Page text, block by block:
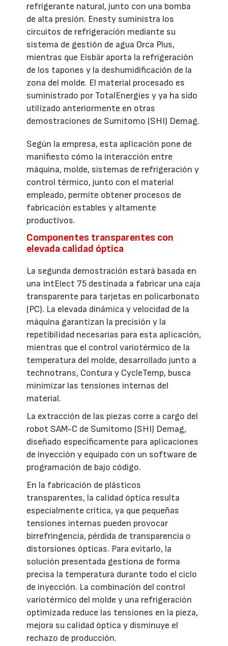
refrigerante natural, junto con una bomba
de alta presión. Enesty suministra los
circuitos de refrigeración mediante su
sistema de gestión de agua Orca Plus,
mientras que Eisbär aporta la refrigeración
de los tapones y la deshumidificación de la
zona del molde. El material procesado es
suministrado por TotalEnergies y ya ha sido
utilizado anteriormente en otras
demostraciones de Sumitomo (SHI) Demag.
Según la empresa, esta aplicación pone de
manifiesto cómo la interacción entre
máquina, molde, sistemas de refrigeración y
control térmico, junto con el material
empleado, permite obtener procesos de
fabricación estables y altamente
productivos.
Componentes transparentes con
elevada calidad óptica
La segunda demostración estará basada en
una IntElect 75 destinada a fabricar una caja
transparente para tarjetas en policarbonato
(PC). La elevada dinámica y velocidad de la
máquina garantizan la precisión y la
repetibilidad necesarias para esta aplicación,
mientras que el control variotérmico de la
temperatura del molde, desarrollado junto a
technotrans, Contura y CycleTemp, busca
minimizar las tensiones internas del
material.
La extracción de las piezas corre a cargo del
robot SAM-C de Sumitomo (SHI) Demag,
diseñado específicamente para aplicaciones
de inyección y equipado con un software de
programación de bajo código.
En la fabricación de plásticos
transparentes, la calidad óptica resulta
especialmente crítica, ya que pequeñas
tensiones internas pueden provocar
birrefringencia, pérdida de transparencia o
distorsiones ópticas. Para evitarlo, la
solución presentada gestiona de forma
precisa la temperatura durante todo el ciclo
de inyección. La combinación del control
variotérmico del molde y una refrigeración
optimizada reduce las tensiones en la pieza,
mejora su calidad óptica y disminuye el
rechazo de producción.